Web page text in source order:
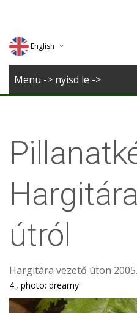
English
Deutsch
Menü -> nyisd le ->
útról
Hargitára vezető úton
4., photo: dreamy